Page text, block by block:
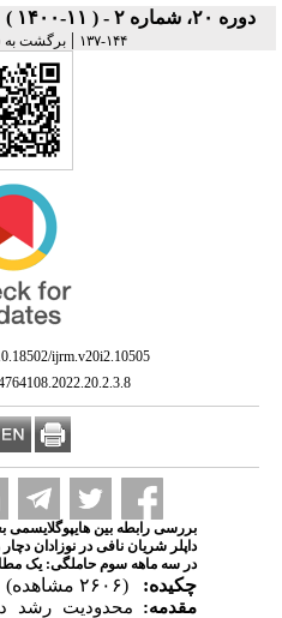
دوره ۲۰، شماره ۲ - ( ۱۱-۱۴۰۰ )
۱۴۴-۱۳۷
| برگشت به
ijrm.v20i2.10505
بررسی رابطه بین هایپوگلایسمی
داپلر شریان نافی در نوزادان
در سه ماهه سوم حاملگی: یک
چکیده: (۲۶۰۶ مشاهده)
مقدمه: محدودیت رشد